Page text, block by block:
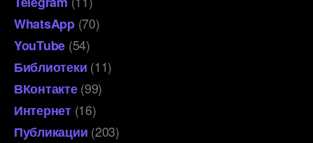
WhatsApp(70)
YouTube (54)
Библиотеки (11)
ВКонтакте(99)
Интернет(16)
Публикации (203)